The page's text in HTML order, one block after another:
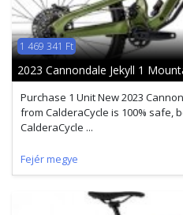
1 469 341 Ft
2023 Cannondale Jekyll 1
Purchase 1 Unit New 2023
from CalderaCycle is 100% safe,
CalderaCycle ...
Fejér megye